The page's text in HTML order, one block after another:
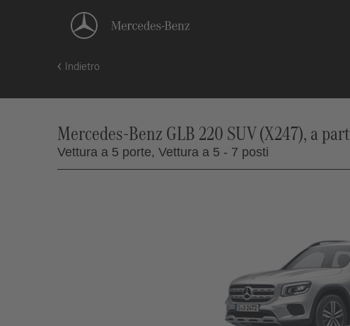
Indietro
Mercedes-Benz GLB 220 SUV (X247), a
Vettura a 5 porte, Vettura a 5 - 7 posti